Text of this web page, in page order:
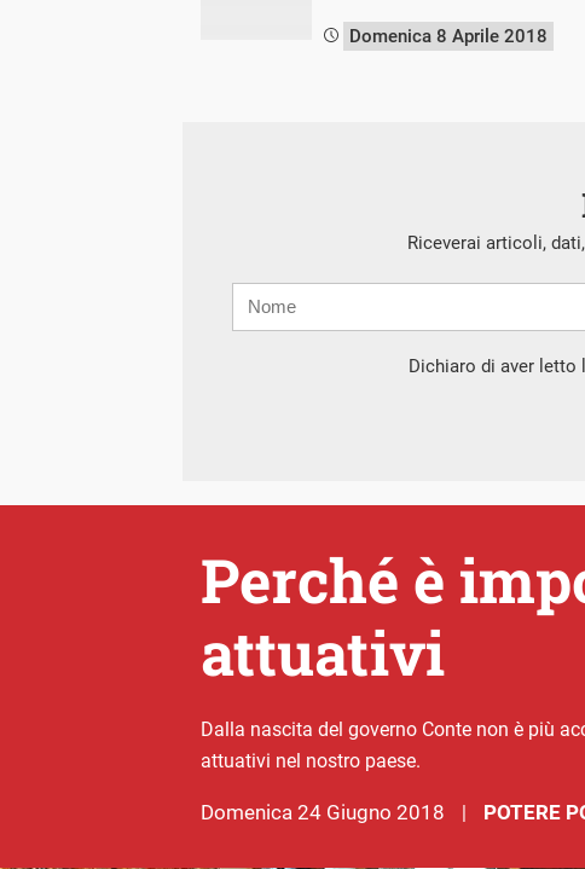
Domenica 8 Aprile 2018
Riceverai articoli,
mail
Dichiaro di aver letto
Perché è
attuativi
Dalla nascita del governo Conte non è più
attuativi nel nostro paese.
domenica 24 Giugno 2018 POTERE